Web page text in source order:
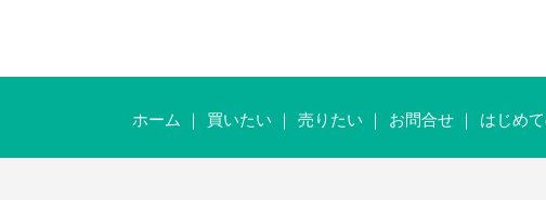
ホーム 買いたい 売りたい お問合せ はじめ